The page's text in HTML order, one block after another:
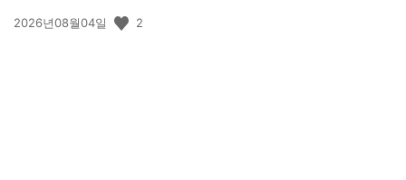
공
2026년08월04일 2